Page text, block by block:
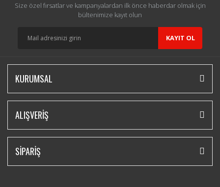
Size özel fırsatlar ve kampanyalardan ilk önce haberdar olmak için
bültenimize kayıt olun
KAYIT OL
KURUMSAL
ALIŞVERİŞ
SİPARİŞ